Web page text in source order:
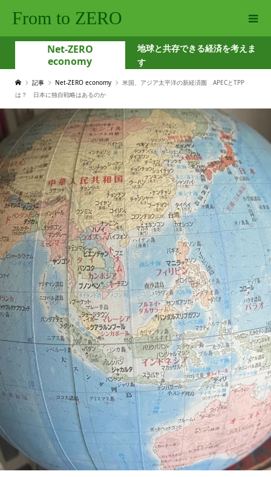
From to ZERO
Net-ZERO
economy
地球と共存できる経済を考えま
す
記事 Net-ZERO economy
米国、アジア太平洋の新経済圏 APECとTPP
は？ 日本に独自戦略はあるのか